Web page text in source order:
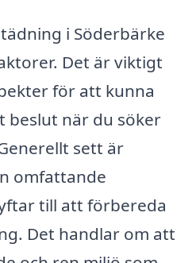
i Söderbärke
Det är viktigt
för att kunna
när du söker
sett är
omfattande
till att förbereda
Det handlar om att